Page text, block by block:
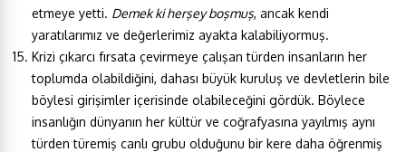
etmeye yetti. Demek ki herşey boşmuş, ancak kendi
yaratılarımız ve değerlerimiz ayakta kalabiliyormuş.
Krizi çıkarcı fırsata çevirmeye çalışan türden insanların her
toplumda olabildiğini, dahası büyük kuruluş ve devletlerin bile
böylesi girişimler içerisinde olabileceğini gördük. Böylece
insanlığın dünyanın her kültür ve coğrafyasına yayılmış aynı
türden türemiş canlı grubu olduğunu bir kere daha öğrenmiş